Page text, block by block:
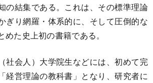
の結集である。これは、その標準理論
ぎり網羅・体系的に、そして圧倒的な
た史上初の書籍である。
社会人）大学院生などには、初めて完
経営理論の教科書」となり、研究者に